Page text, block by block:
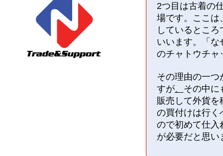
2つ目は古着の
場です。ここは
しているところ
いいます。「な
のチャトウチャ
その理由の一つ
すが、 その中に
販売して外貨を
の買付けは行く
ので初めて仕入
が必要だと思い